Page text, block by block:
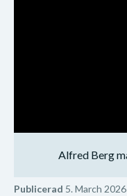
Alfred Berg
Publicerad 5. March 2026